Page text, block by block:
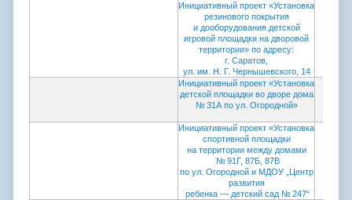
Инициативный проект «Установка
резинового покрытия
и дооборудования детской
игровой площадки на дворовой
территории» по адресу:
г. Саратов,
ул. им. Н. Г. Чернышевского, 14
Инициативный проект «Установка
детской площадки во дворе дома
№ 31А по ул. Огородной»
Инициативный проект «Установка
спортивной площадки
на территории между домами
№ 91Г, 87Б, 87В
по ул. Огородной и МДОУ „Центр
развития
ребенка — детский сад № 247“